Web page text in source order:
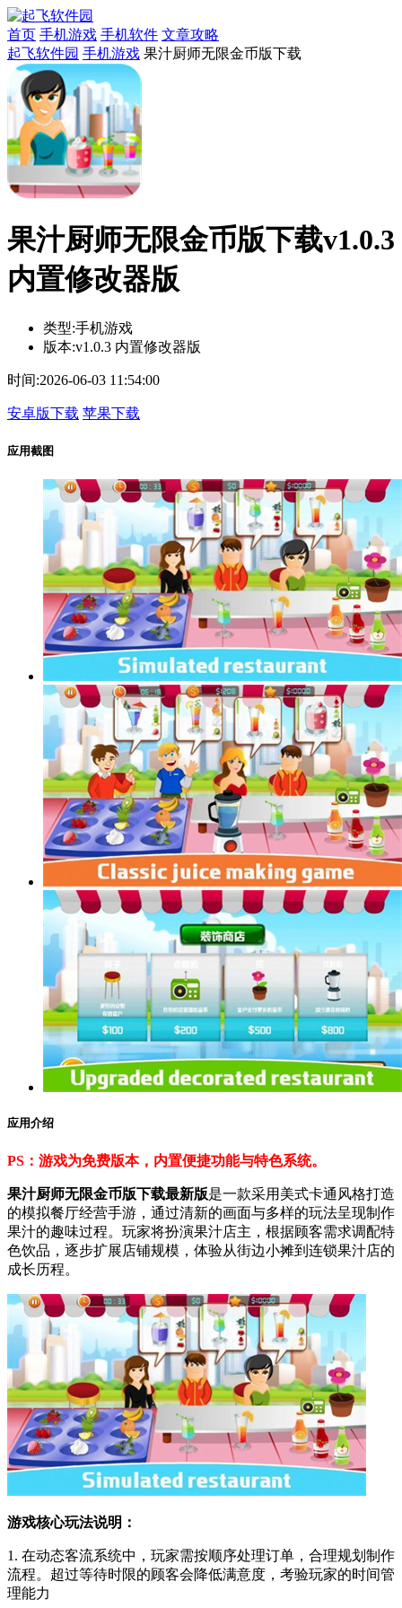
首页 手机游戏 手机软件 文章攻略
起飞软件园 手机游戏 果汁厨师无限金币版下载
果汁厨师无限金币版下载v1.0.3
内置修改器版
类型:手机游戏
版本:v1.0.3 内置修改器版
时间:2026-06-03 11:54:00
安卓版下载 苹果下载
应用截图
应用介绍
PS：游戏为免费版本，内置便捷功能与特色系统。
果汁厨师无限金币版下载最新版是一款采用美式卡通风格打造
的模拟餐厅经营手游，通过清新的画面与多样的玩法呈现制作
果汁的趣味过程。玩家将扮演果汁店主，根据顾客需求调配特
色饮品，逐步扩展店铺规模，体验从街边小摊到连锁果汁店的
成长历程。
游戏核心玩法说明：
1. 在动态客流系统中，玩家需按顺序处理订单，合理规划制作
流程。超过等待时限的顾客会降低满意度，考验玩家的时间管
理能力